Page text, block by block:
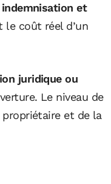
indemnisation et
coût réel d’un
juridique ou
Le niveau de
et de la